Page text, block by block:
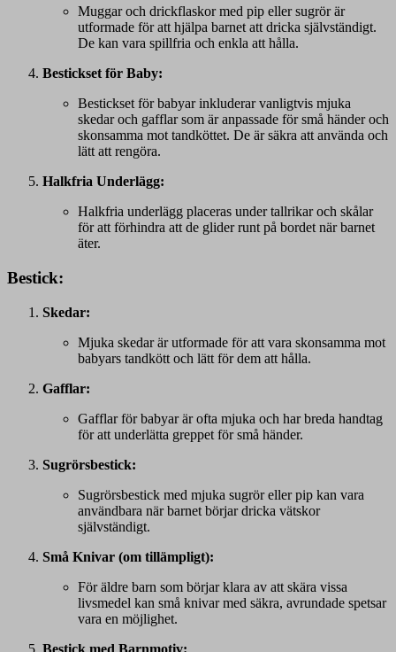
Muggar och drickflaskor med pip eller sugrör är
utformade för att hjälpa barnet att dricka självständigt.
De kan vara spillfria och enkla att hålla.
Bestickset för Baby:
Bestickset för babyar inkluderar vanligtvis mjuka
skedar och gafflar som är anpassade för små händer och
skonsamma mot tandköttet. De är säkra att använda och
lätt att rengöra.
Halkfria Underlägg:
Halkfria underlägg placeras under tallrikar och skålar
för att förhindra att de glider runt på bordet när barnet
äter.
Bestick:
Skedar:
Mjuka skedar är utformade för att vara skonsamma mot
babyars tandkött och lätt för dem att hålla.
Gafflar:
Gafflar för babyar är ofta mjuka och har breda handtag
för att underlätta greppet för små händer.
Sugrörsbestick:
Sugrörsbestick med mjuka sugrör eller pip kan vara
användbara när barnet börjar dricka vätskor
självständigt.
Små Knivar (om tillämpligt):
För äldre barn som börjar klara av att skära vissa
livsmedel kan små knivar med säkra, avrundade spetsar
vara en möjlighet.
Bestick med Barnmotiv: